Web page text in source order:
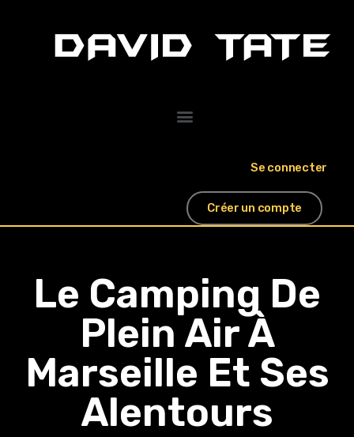
Se connecter
Créer un compte
Le Camping De
Plein Air À
Marseille Et Ses
Alentours